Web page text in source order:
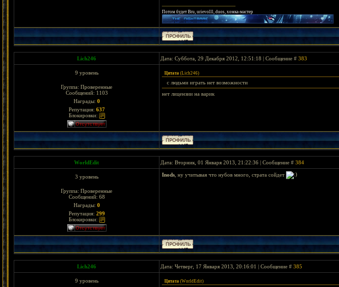
Потом будет Bru, urievolll, duos, хомка-мастер
Lich246 Дата: Суббота, 29 Декабря 2012, 12:51:18 | Сообщение # 383
9 уровень
Группа: Проверенные
Сообщений: 1103
Награды: 0
Репутация: 637
Блокировки:
Цитата (Lich246)
с людьми играть нет возможности
нет лицензии на варик
WоrldEdit Дата: Вторник, 01 Января 2013, 21:22:36 | Сообщение # 384
3 уровень
Группа: Проверенные
Сообщений: 68
Награды: 0
Репутация: 299
Блокировки:
Inods , ну учитывая что нубов много, страта сойдет
Lich246 Дата: Четверг, 17 Января 2013, 20:16:01 | Сообщение # 385
9 уровень Цитата (WоrldEdit)